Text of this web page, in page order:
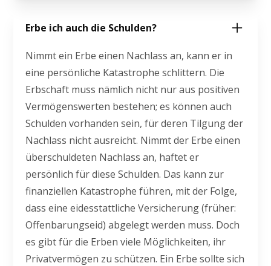
Erbe ich auch die Schulden?
Nimmt ein Erbe einen Nachlass an, kann er in
eine persönliche Katastrophe schlittern. Die
Erbschaft muss nämlich nicht nur aus positiven
Vermögenswerten bestehen; es können auch
Schulden vorhanden sein, für deren Tilgung der
Nachlass nicht ausreicht. Nimmt der Erbe einen
überschuldeten Nachlass an, haftet er
persönlich für diese Schulden. Das kann zur
finanziellen Katastrophe führen, mit der Folge,
dass eine eidesstattliche Versicherung (früher:
Offenbarungseid) abgelegt werden muss. Doch
es gibt für die Erben viele Möglichkeiten, ihr
Privatvermögen zu schützen. Ein Erbe sollte sich